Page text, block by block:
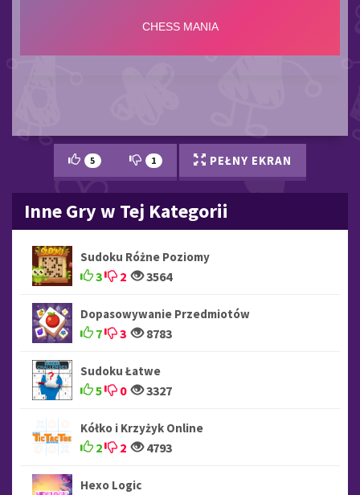
5 1 PEŁNY EKRAN
Inne Gry w Tej Kategorii
Sudoku Różne Poziomy
3 2 3564
Dopasowywanie Przedmiotów
7 3 8783
Sudoku Łatwe
5 0 3327
Kółko i Krzyżyk Online
2 2 4793
Hexo Logic